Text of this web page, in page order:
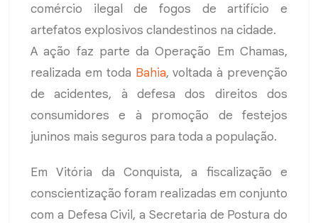
comércio ilegal de fogos de artifício e
artefatos explosivos clandestinos na cidade.
A ação faz parte da Operação Em Chamas,
realizada em toda Bahia, voltada à prevenção
de acidentes, à defesa dos direitos dos
consumidores e à promoção de festejos
juninos mais seguros para toda a população.
Em Vitória da Conquista, a fiscalização e
conscientização foram realizadas em conjunto
com a Defesa Civil, a Secretaria de Postura do